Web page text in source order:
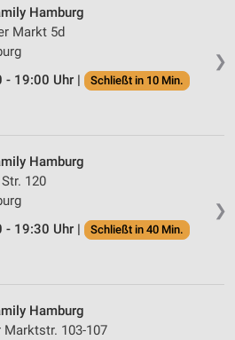
❯
Hamburg
Markt 5d
- 19:00 Uhr |
Schließt in 10 Min.
❯
Hamburg
120
- 19:30 Uhr |
Schließt in 40 Min.
Hamburg
Marktstr. 103-107